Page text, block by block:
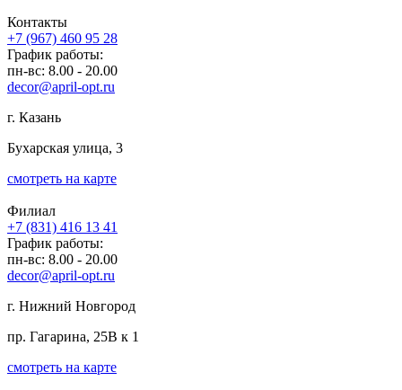
Контакты
+7 (967) 460 95 28
График работы:
пн-вс: 8.00 - 20.00
decor@april-opt.ru
г. Казань
Бухарская улица, 3
смотреть на карте
Филиал
+7 (831) 416 13 41
График работы:
пн-вс: 8.00 - 20.00
decor@april-opt.ru
г. Нижний Новгород
пр. Гагарина, 25В к 1
смотреть на карте